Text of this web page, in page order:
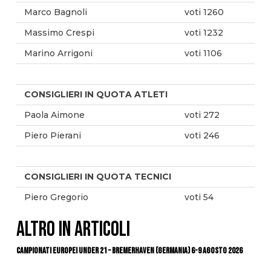
Marco Bagnoli
voti 1260
Massimo Crespi
voti 1232
Marino Arrigoni
voti 1106
CONSIGLIERI IN QUOTA ATLETI
Paola Aimone
voti 272
Piero Pierani
voti 246
CONSIGLIERI IN QUOTA TECNICI
Piero Gregorio
voti 54
ALTRO IN ARTICOLI
Campionati Europei Under 21 – Bremerhaven (Germania) 6-9 agosto 2026